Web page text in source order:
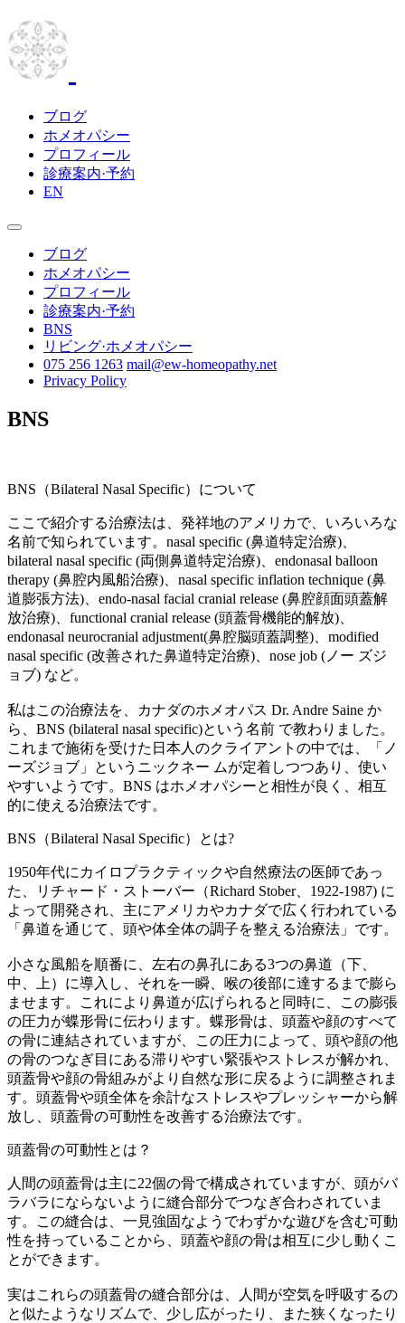
ブログ
ホメオパシー
プロフィール
診療案内·予約
EN
ブログ
ホメオパシー
プロフィール
診療案内·予約
BNS
リビング·ホメオパシー
075 256 1263 mail@ew-homeopathy.net
Privacy Policy
BNS
BNS（Bilateral Nasal Specific）について
ここで紹介する治療法は、発祥地のアメリカで、いろいろな
名前で知られています。nasal specific (鼻道特定治療)、
bilateral nasal specific (両側鼻道特定治療)、endonasal balloon
therapy (鼻腔内風船治療)、nasal specific inflation technique (鼻
道膨張方法)、endo-nasal facial cranial release (鼻腔顔面頭蓋解
放治療)、functional cranial release (頭蓋骨機能的解放)、
endonasal neurocranial adjustment(鼻腔脳頭蓋調整)、modified
nasal specific (改善された鼻道特定治療)、nose job (ノー ズジ
ョブ) など。
私はこの治療法を、カナダのホメオパス Dr. Andre Saine か
ら、BNS (bilateral nasal specific)という名前 で教わりました。
これまで施術を受けた日本人のクライアントの中では、「ノ
ーズジョブ」というニックネー ムが定着しつつあり、使い
やすいようです。BNS はホメオパシーと相性が良く、相互
的に使える治療法です。
BNS（Bilateral Nasal Specific）とは?
1950年代にカイロプラクティックや自然療法の医師であっ
た、リチャード・ストーバー（Richard Stober、1922-1987) に
よって開発され、主にアメリカやカナダで広く行われている
「鼻道を通じて、頭や体全体の調子を整える治療法」です。
小さな風船を順番に、左右の鼻孔にある3つの鼻道（下、
中、上）に導入し、それを一瞬、喉の後部に達するまで膨ら
ませます。これにより鼻道が広げられると同時に、この膨張
の圧力が蝶形骨に伝わります。蝶形骨は、頭蓋や顔のすべて
の骨に連結されていますが、この圧力によって、頭や顔の他
の骨のつなぎ目にある滞りやすい緊張やストレスが解かれ、
頭蓋骨や顔の骨組みがより自然な形に戻るように調整されま
す。頭蓋骨や頭全体を余計なストレスやプレッシャーから解
放し、頭蓋骨の可動性を改善する治療法です。
頭蓋骨の可動性とは？
人間の頭蓋骨は主に22個の骨で構成されていますが、頭がバ
ラバラにならないように縫合部分でつなぎ合わされていま
す。この縫合は、一見強固なようでわずかな遊びを含む可動
性を持っていることから、頭蓋や顔の骨は相互に少し動くこ
とができます。
実はこれらの頭蓋骨の縫合部分は、人間が空気を呼吸するの
と似たようなリズムで、少し広がったり、また狭くなったり